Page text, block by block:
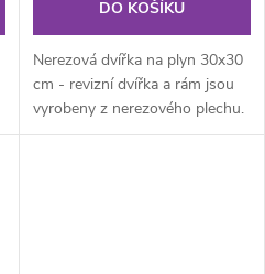
DO KOŠÍKU
Nerezová dvířka na plyn 30x30
cm - revizní dvířka a rám jsou
vyrobeny z nerezového plechu.
Rám z jednoho kusu...